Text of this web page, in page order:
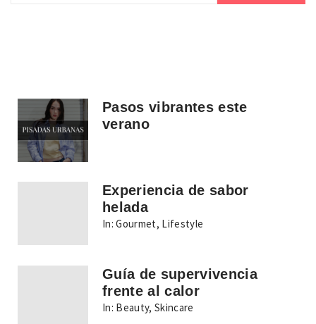
Pasos vibrantes este
verano
Experiencia de sabor
helada
In: Gourmet, Lifestyle
Guía de supervivencia
frente al calor
In: Beauty,Skincare